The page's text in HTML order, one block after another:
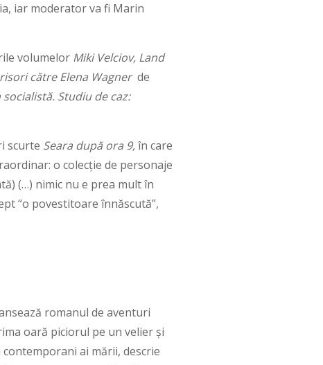
iar moderator va fi Marin
volumelor Miki Velciov, Land
către Elena Wagnerde
Studiu de caz:
scurte Seara după ora 9,în care
o colecție de personaje
(…) nimic nu e prea mult în
“o povestitoare înnăscută”,
romanul de aventuri
oară piciorul pe un velier și
ai mării, descrie